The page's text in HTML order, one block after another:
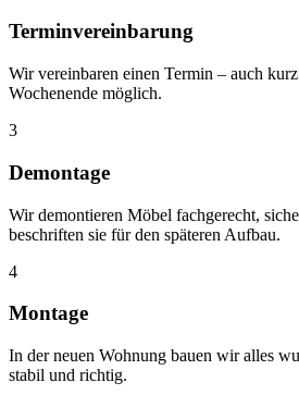
Terminvereinbarung
Wir vereinbaren einen Termin – auch
Wochenende möglich.
3
Demontage
Wir demontieren Möbel fachgerecht,
beschriften sie für den späteren Aufbau.
4
Montage
In der neuen Wohnung bauen wir alles
stabil und richtig.